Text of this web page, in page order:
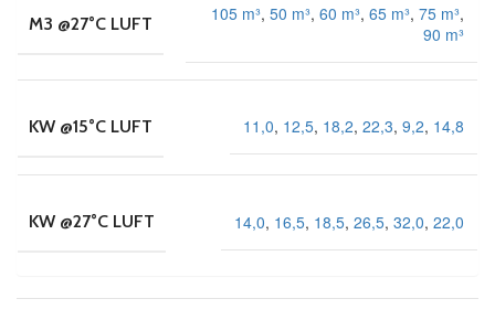
M3 @27°C LUFT 105 m³, 50 m³, 60 m³, 65 m³, 75 m³,
90 m³
KW @15°C LUFT 11,0, 12,5, 18,2, 22,3, 9,2, 14,8
KW @27°C LUFT 14,0, 16,5, 18,5, 26,5, 32,0, 22,0